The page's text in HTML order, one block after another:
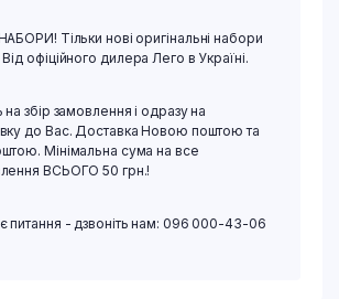
Тільки нові оригінальні набори
Від офіційного дилера Лего в Україні.
на збір замовлення і одразу на
до Вас. Доставка Новою поштою та
Мінімальна сума на все
ВСЬОГО 50 грн.!
питання - дзвоніть нам: 096 000-43-06